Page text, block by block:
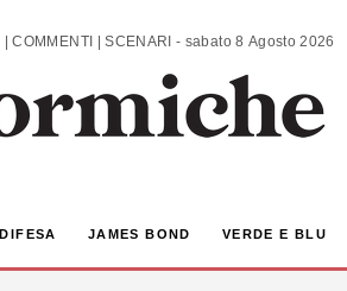
ANALISI | COMMENTI | SCENARI - sabato 8 Agosto 2026
DIFESA JAMES BOND VERDE E BLU